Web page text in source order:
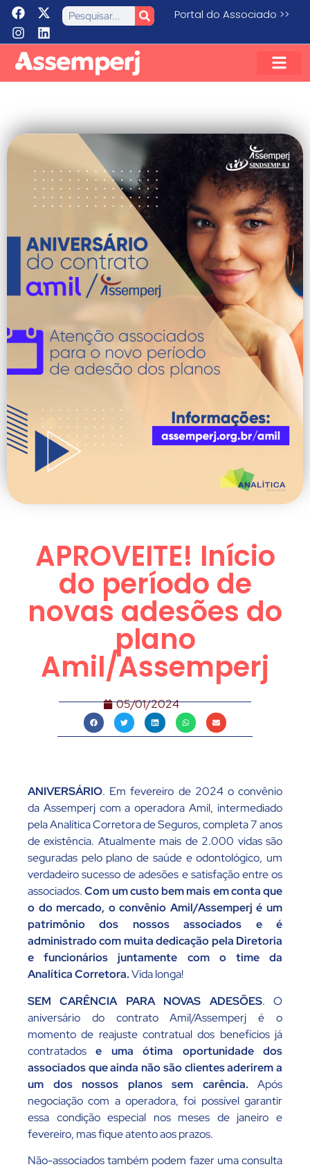
Portal do Associado >>
APROVEITE! Início
do período de
novas adesões do
plano
Amil/Assemperj
05/01/2024
ANIVERSÁRIO. Em fevereiro de 2024 o convênio
da Assemperj com a operadora Amil, intermediado
pela Analítica Corretora de Seguros, completa 7 anos
de existência. Atualmente mais de 2.000 vidas são
seguradas pelo plano de saúde e odontológico, um
verdadeiro sucesso de adesões e satisfação entre os
associados.Com um custo bem mais em conta que
o do mercado, o convênio Amil/Assemperj é um
patrimônio dos nossos associados e é
administrado com muita dedicação pela Diretoria
e funcionários juntamente com o time da
Analítica Corretora.Vida longa!
SEM CARÊNCIA PARA NOVAS ADESÕES. O
aniversário do contrato Amil/Assemperj é o
momento de reajuste contratual dos benefícios já
contratadose uma ótima oportunidade dos
associados que ainda não são clientes aderirem a
um dos nossos planos sem carência. Após
negociação com a operadora, foi possível garantir
essa condição especial nos meses de janeiro e
fevereiro, mas fique atento aos prazos.
Não-associados também podem fazer uma consulta